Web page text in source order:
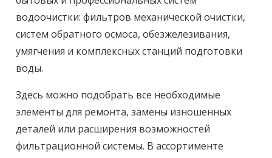
водоочистки: фильтров механической очистки,
систем обратного осмоса, обезжелезивания,
умягчения и комплексных станций подготовки
воды.
Здесь можно подобрать все необходимые
элементы для ремонта, замены изношенных
деталей или расширения возможностей
фильтрационной системы. В ассортименте